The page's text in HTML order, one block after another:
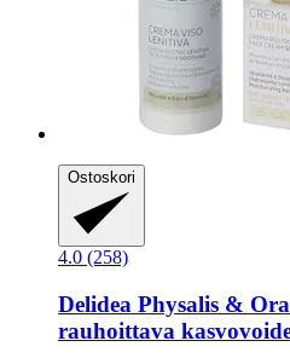
Ostoskori
4.0 (258)
Delidea Physalis &
rauhoittava